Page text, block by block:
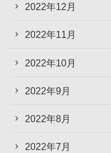
2022年12月
2022年11月
2022年10月
2022年9月
2022年8月
2022年7月